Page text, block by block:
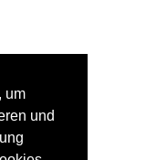
um
und